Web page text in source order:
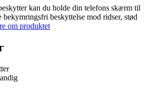
kan du holde din telefons skærm til
bekymringsfri beskyttelse mod ridser, stød
om produktet